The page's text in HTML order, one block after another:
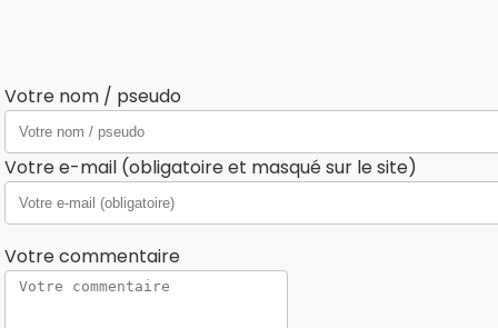
Votre nom / pseudo
Votre e-mail (obligatoire et masqué sur le site)
Votre commentaire